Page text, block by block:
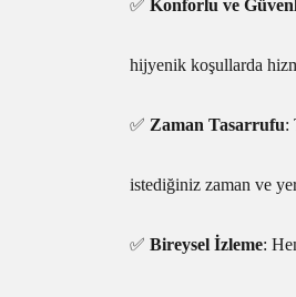
✅ Konforlu ve
hijyenik koşullarda
✅ Zaman Tasarrufu:
istediğiniz zaman ve
✅ Bireysel İzleme: